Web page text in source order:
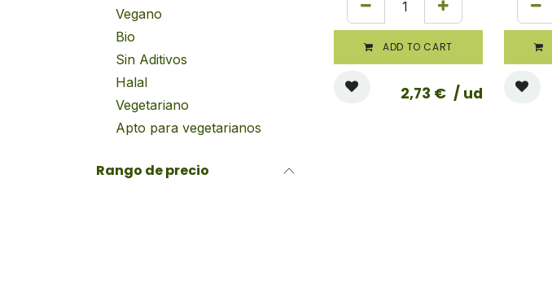
Vegano
Bio
Sin Aditivos
Halal
Vegetariano
Apto para vegetarianos
Rango de precio
ADD TO CART
2,73 € / ud